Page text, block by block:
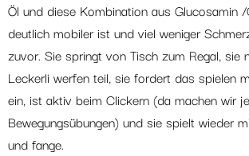
Öl und diese Kombination aus Glucosamin
deutlich mobiler ist und viel weniger
zuvor. Sie springt von Tisch zum Regal, sie
Leckerli werfen teil, sie fordert das spielen
ein, ist aktiv beim Clickern (da machen wir
Bewegungsübungen) und sie spielt wieder
und fange.